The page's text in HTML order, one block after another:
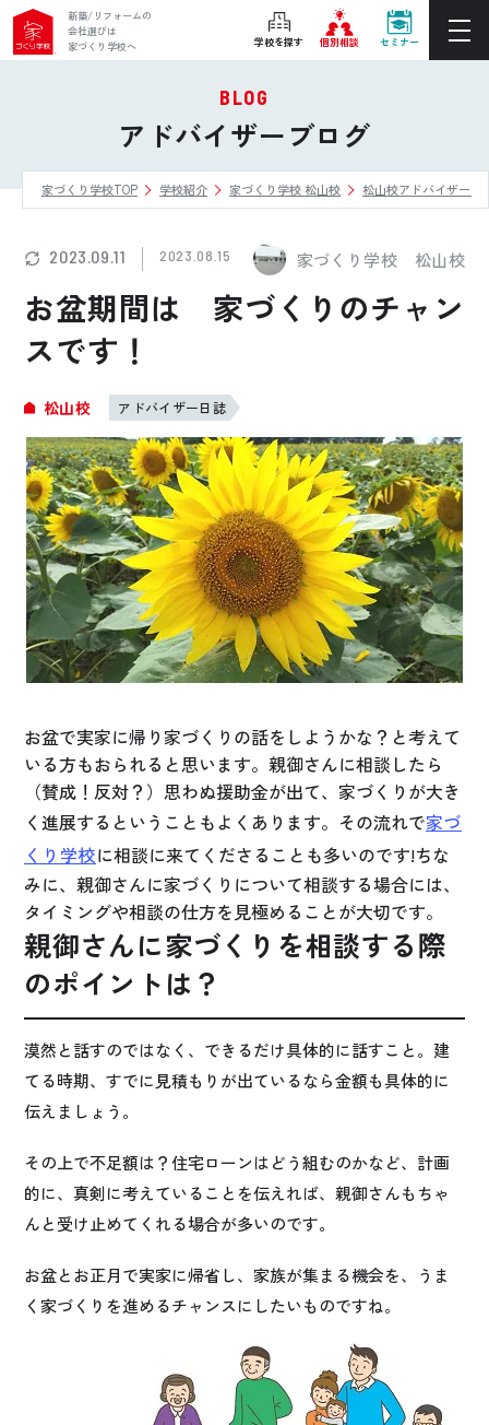
新築/リフォームの
会社選びは
家づくり学校へ
学校を探す 個別相談 セミナー
ぴったりの住宅会社をご提案
個別相談
後悔しない家づくりをレクチャー
セミナーをみる
ご利用は無料！全国20校
お近くの学校を探す
ホーム
家づくり学校とは
お悩み・相談事例
よくある質問
ご利用者の声・実例
公式SNSをチェック
YOUTUBE Instagram
プライバシーポリシー
BLOG
アドバイザーブログ
家づくり学校TOP 学校紹介 家づくり学校 松山校 松山校アドバイザーブ
2023.09.11 2023.08.15 家づくり学校 松山校
お盆期間は 家づくりのチャン
スです！
松山校 アドバイザー日誌
お盆で実家に帰り家づくりの話をしようかな？と考えて
いる方もおられると思います。親御さんに相談したら
（賛成！反対？）思わぬ援助金が出て、家づくりが大き
く進展するということもよくあります。その流れで家づ
くり学校に相談に来てくださることも多いのです!ちな
みに、親御さんに家づくりについて相談する場合には、
タイミングや相談の仕方を見極めることが大切です。
親御さんに家づくりを相談する際
のポイントは？
漠然と話すのではなく、できるだけ具体的に話すこと。建
てる時期、すでに見積もりが出ているなら金額も具体的に
伝えましょう。
その上で不足額は？住宅ローンはどう組むのかなど、計画
的に、真剣に考えていることを伝えれば、親御さんもちゃ
んと受け止めてくれる場合が多いのです。
お盆とお正月で実家に帰省し、家族が集まる機会を、うま
く家づくりを進めるチャンスにしたいものですね。